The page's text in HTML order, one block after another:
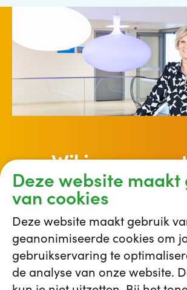
Wil je meer
Mail vrijwilligerscoördinator
Deze website maakt
van cookies
Deze website maakt gebruik
geanonimiseerde cookies om
gebruikservaring te
de analyse van onze website.